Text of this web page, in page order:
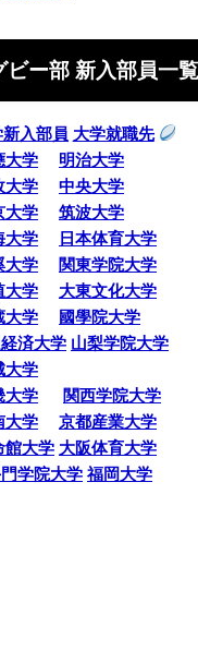
ビー部 新入部員一
新入部員 大学就職先
大学
明治大学
大学
中央大学
大学
筑波大学
大学
日本体育大学
大学
関東学院大学
大学
大東文化大学
大学
國學院大学
済大学 山梨学院大学
大学
大学
関西学院大学
大学
京都産業大学
館大学 大阪体育大学
学院大学 福岡大学